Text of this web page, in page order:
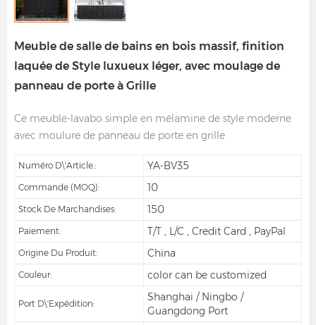
Meuble de salle de bains en bois massif, finition
laquée de Style luxueux léger, avec moulage de
panneau de porte à Grille
Ce meuble-lavabo simple en mélamine de style moderne
avec moulure de panneau de porte en grille
Numéro D\'article.: YA-BV35
Commande (MOQ): 10
Stock De Marchandises: 150
Paiement: T/T , L/C , Credit Card , PayPal
Origine Du Produit: China
Couleur: color can be customized
Port D\'expédition:
Shanghai / Ningbo /
Guangdong Port